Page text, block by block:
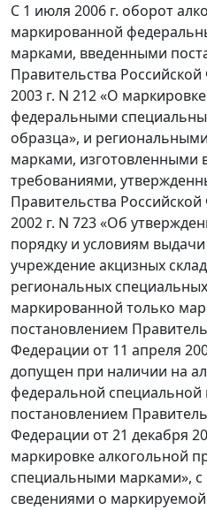
С 1 июля 2006 г. оборот
маркированной
марками, введенными
Правительства
2003 г. N 212 «О
федеральными
образца», и
марками, изготовленными
требованиями,
Правительства
2002 г. N 723 «Об
порядку и условиям
учреждение акцизных
региональных
маркированной только
постановлением
Федерации от 11 апреля
допущен при наличии на
федеральной специальной
постановлением
Федерации от 21 декабря
маркировке алкогольной
специальными марками»,
сведениями о